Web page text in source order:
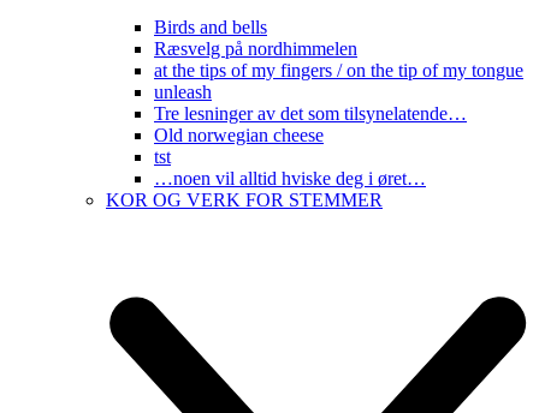
Birds and bells
Ræsvelg på nordhimmelen
at the tips of my fingers / on the tip of my tongue
unleash
Tre lesninger av det som tilsynelatende…
Old norwegian cheese
tst
…noen vil alltid hviske deg i øret…
KOR OG VERK FOR STEMMER